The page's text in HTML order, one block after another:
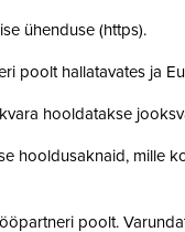
ühenduse (https).
poolt hallatavates ja
hooldatakse
hooldusaknaid, mille
poolt.